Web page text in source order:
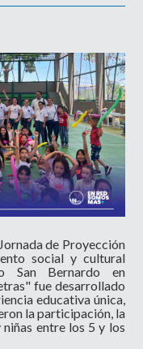
de Proyección
social y cultural
Bernardo en
fue desarrollado
educativa única,
la participación, la
entre los 5 y los